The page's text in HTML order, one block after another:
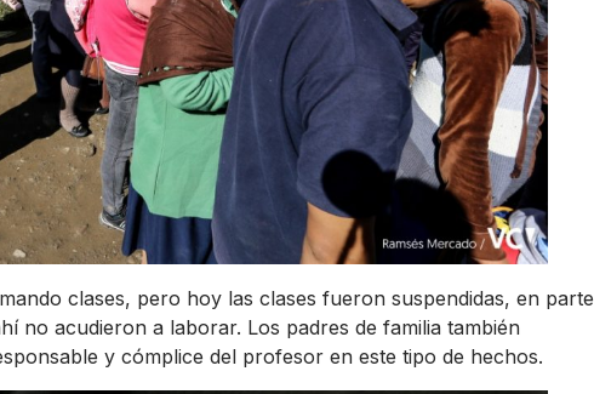
clases, pero hoy las clases fueron suspendidas, en parte
no acudieron a laborar. Los padres de familia también
y cómplice del profesor en este tipo de hechos.